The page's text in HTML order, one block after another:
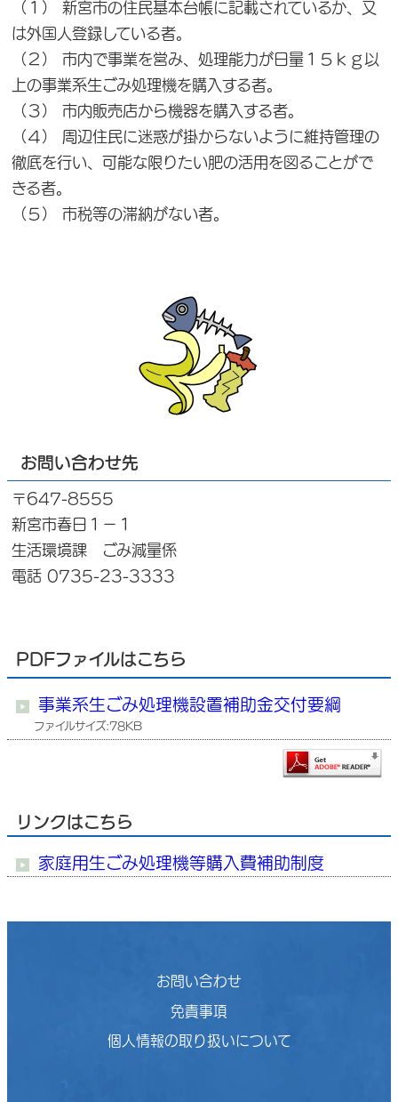
（１） 新宮市の住民基本台帳に記載されているか、又
は外国人登録している者。
（２） 市内で事業を営み、処理能力が日量１５ｋｇ以
上の事業系生ごみ処理機を購入する者。
（３） 市内販売店から機器を購入する者。
（４） 周辺住民に迷惑が掛からないように維持管理の
徹底を行い、可能な限りたい肥の活用を図ることがで
きる者。
（５） 市税等の滞納がない者。
お問い合わせ先
〒647-8555
新宮市春日１－１
生活環境課 ごみ減量係
電話 0735-23-3333
PDFファイルはこちら
事業系生ごみ処理機設置補助金交付要綱
ファイルサイズ:78KB
リンクはこちら
家庭用生ごみ処理機等購入費補助制度
お問い合わせ
免責事項
個人情報の取り扱いについて